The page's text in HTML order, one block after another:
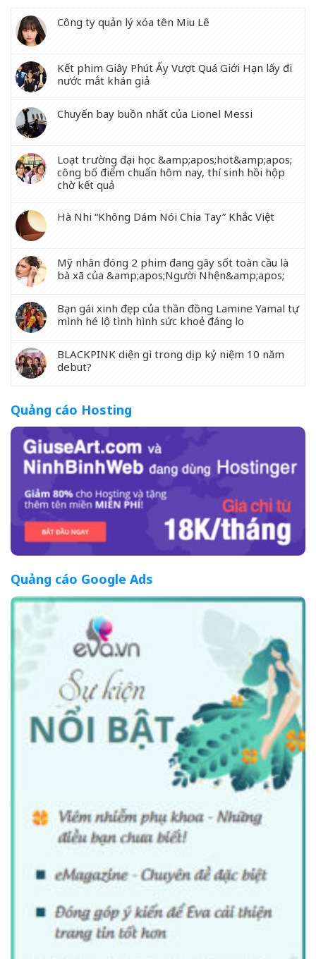
Công ty quản lý xóa tên Miu Lê
Kết phim Giây Phút Ấy Vượt Quá Giới Hạn lấy đi
nước mắt khán giả
Chuyến bay buồn nhất của Lionel Messi
Loạt trường đại học &amp;apos;hot&amp;apos;
công bố điểm chuẩn hôm nay, thí sinh hồi hộp
chờ kết quả
Hà Nhi “Không Dám Nói Chia Tay” Khắc Việt
Mỹ nhân đóng 2 phim đang gây sốt toàn cầu là
bà xã của &amp;apos;Người Nhện&amp;apos;
Bạn gái xinh đẹp của thần đồng Lamine Yamal tự
mình hé lộ tình hình sức khoẻ đáng lo
BLACKPINK diện gì trong dịp kỷ niệm 10 năm
debut?
Quảng cáo Hosting
Quảng cáo Google Ads